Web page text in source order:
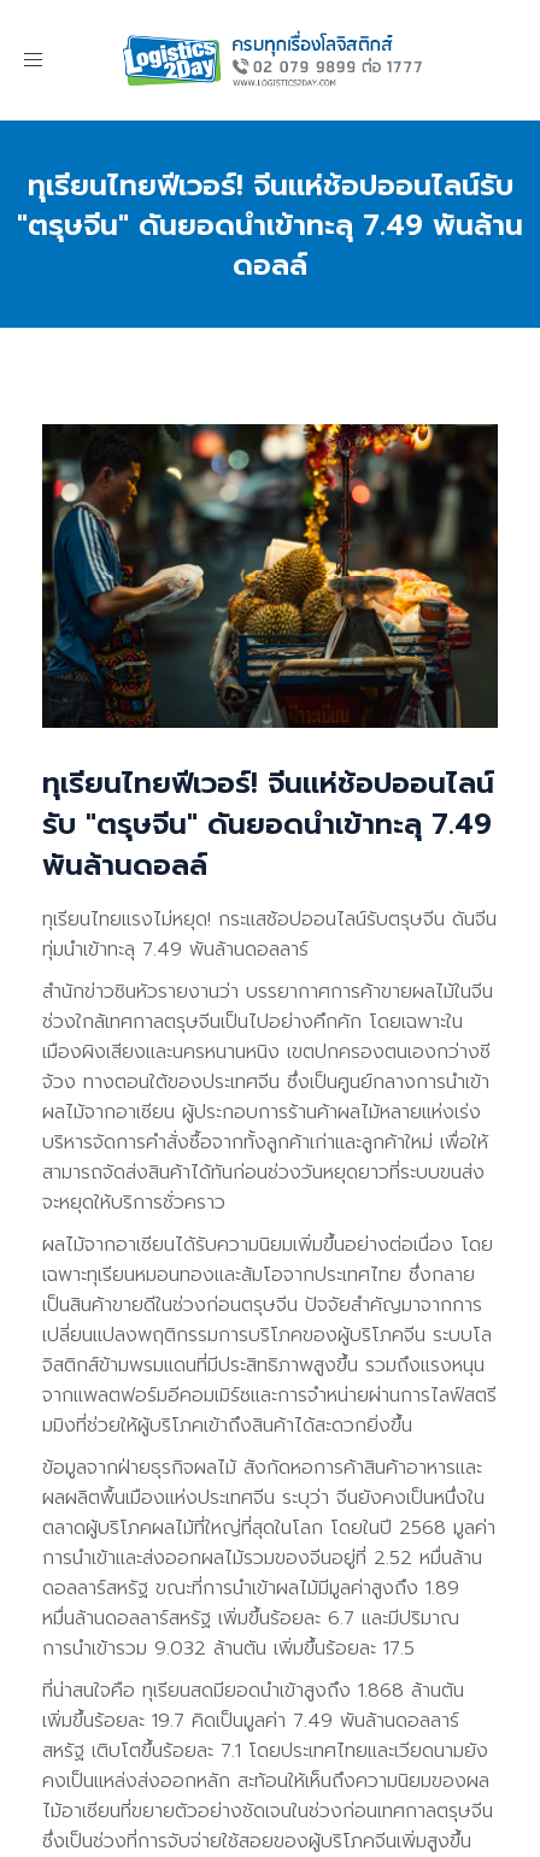
Toggle
ทุเรียนไทยฟีเวอร์! จีนแห่ช้อปออนไลน์รับ
"ตรุษจีน" ดันยอดนำเข้าทะลุ 7.49 พันล้าน
ดอลล์
ทุเรียนไทยฟีเวอร์! จีนแห่ช้อปออนไลน์
รับ "ตรุษจีน" ดันยอดนำเข้าทะลุ 7.49
พันล้านดอลล์
ทุเรียนไทยแรงไม่หยุด! กระแสช้อปออนไลน์รับตรุษจีน ดันจีน
ทุ่มนำเข้าทะลุ 7.49 พันล้านดอลลาร์
สำนักข่าวซินหัวรายงานว่า บรรยากาศการค้าขายผลไม้ในจีน
ช่วงใกล้เทศกาลตรุษจีนเป็นไปอย่างคึกคัก โดยเฉพาะใน
เมืองผิงเสียงและนครหนานหนิง เขตปกครองตนเองกว่างซี
จ้วง ทางตอนใต้ของประเทศจีน ซึ่งเป็นศูนย์กลางการนำเข้า
ผลไม้จากอาเซียน ผู้ประกอบการร้านค้าผลไม้หลายแห่งเร่ง
บริหารจัดการคำสั่งซื้อจากทั้งลูกค้าเก่าและลูกค้าใหม่ เพื่อให้
สามารถจัดส่งสินค้าได้ทันก่อนช่วงวันหยุดยาวที่ระบบขนส่ง
จะหยุดให้บริการชั่วคราว
ผลไม้จากอาเซียนได้รับความนิยมเพิ่มขึ้นอย่างต่อเนื่อง โดย
เฉพาะทุเรียนหมอนทองและส้มโอจากประเทศไทย ซึ่งกลาย
เป็นสินค้าขายดีในช่วงก่อนตรุษจีน ปัจจัยสำคัญมาจากการ
เปลี่ยนแปลงพฤติกรรมการบริโภคของผู้บริโภคจีน ระบบโล
จิสติกส์ข้ามพรมแดนที่มีประสิทธิภาพสูงขึ้น รวมถึงแรงหนุน
จากแพลตฟอร์มอีคอมเมิร์ซและการจำหน่ายผ่านการไลฟ์สตรี
มมิงที่ช่วยให้ผู้บริโภคเข้าถึงสินค้าได้สะดวกยิ่งขึ้น
ข้อมูลจากฝ่ายธุรกิจผลไม้ สังกัดหอการค้าสินค้าอาหารและ
ผลผลิตพื้นเมืองแห่งประเทศจีน ระบุว่า จีนยังคงเป็นหนึ่งใน
ตลาดผู้บริโภคผลไม้ที่ใหญ่ที่สุดในโลก โดยในปี 2568 มูลค่า
การนำเข้าและส่งออกผลไม้รวมของจีนอยู่ที่ 2.52 หมื่นล้าน
ดอลลาร์สหรัฐ ขณะที่การนำเข้าผลไม้มีมูลค่าสูงถึง 1.89
หมื่นล้านดอลลาร์สหรัฐ เพิ่มขึ้นร้อยละ 6.7 และมีปริมาณ
การนำเข้ารวม 9.032 ล้านตัน เพิ่มขึ้นร้อยละ 17.5
ที่น่าสนใจคือ ทุเรียนสดมียอดนำเข้าสูงถึง 1.868 ล้านตัน
เพิ่มขึ้นร้อยละ 19.7 คิดเป็นมูลค่า 7.49 พันล้านดอลลาร์
สหรัฐ เติบโตขึ้นร้อยละ 7.1 โดยประเทศไทยและเวียดนามยัง
คงเป็นแหล่งส่งออกหลัก สะท้อนให้เห็นถึงความนิยมของผล
ไม้อาเซียนที่ขยายตัวอย่างชัดเจนในช่วงก่อนเทศกาลตรุษจีน
ซึ่งเป็นช่วงที่การจับจ่ายใช้สอยของผู้บริโภคจีนเพิ่มสูงขึ้น